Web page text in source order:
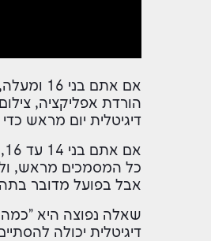
אם אתם
הורדת אפליקציה,
דיגיטלית יום מראש כדי
כל המסמכים מראש,
אבל בפועל מדובר
שאלה נפוצה היא "כמה
דיגיטלית יכולה